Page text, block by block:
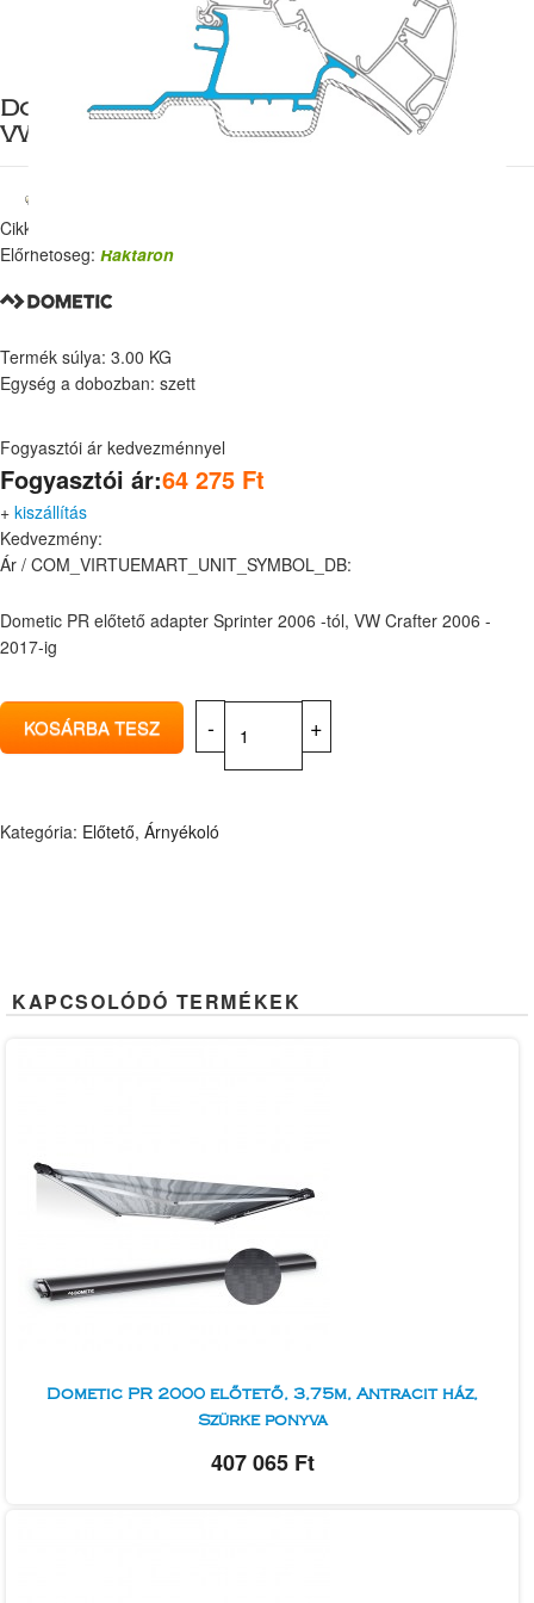
Dometic PR előtető adapter Sprinter,
VW Crafter 17-ig
Cikkszám:
Előrhetőség: Raktáron
Termék súlya: 3.00 KG
Egység a dobozban: szett
Fogyasztói ár kedvezménnyel
Fogyasztói ár:64 275 Ft
+ kiszállítás
Kedvezmény:
Ár / COM_VIRTUEMART_UNIT_SYMBOL_DB:
Dometic PR előtető adapter Sprinter 2006 -tól, VW Crafter 2006 -
2017-ig
Kategória: Előtető, Árnyékoló
KAPCSOLÓDÓ TERMÉKEK
Dometic PR 2000 előtető, 3,75m, Antracit ház,
Szürke ponyva
407 065 Ft